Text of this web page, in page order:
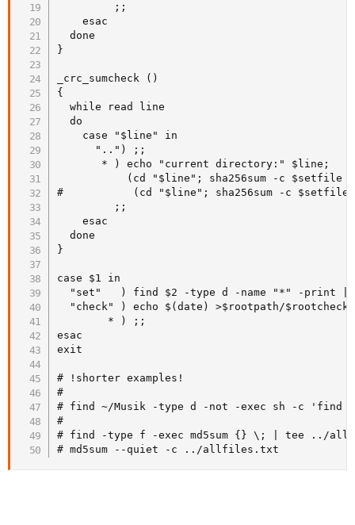
         ;;
    esac
  done
}
_crc_sumcheck ()
{
  while read line
  do
    case "$line" in
      "..") ;;
       * ) echo "current directory:" $line;
(cd "$line"; sha256sum -c $setfile
#           (cd "$line"; sha256sum -c $setfile
         ;;
    esac
  done
}
case $1 in
"set"   ) find $2 -type d -name "*" -print
"check" ) echo $(date) >$rootpath/
        * ) ;;
esac
exit
# !shorter examples!
#
# find ~/Musik -type d -not -exec sh -c
#
# find -type f -exec md5sum {} \; | tee ../
# md5sum --quiet -c ../allfiles.txt